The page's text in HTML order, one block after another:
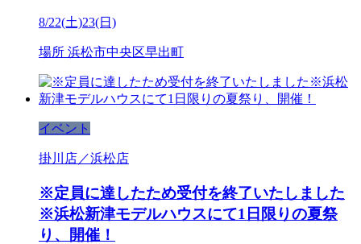
8/22(土)23(日)
場所 浜松市中央区早出町
イベント
掛川店／浜松店
※定員に達したため受付を終了いたしました
※浜松新津モデルハウスにて1日限りの夏祭
り、開催！